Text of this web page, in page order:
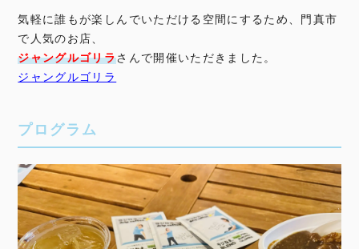
気軽に誰もが楽しんでいただける空間にするため、門真市
で人気のお店、
ジャングルゴリラさんで開催いただきました。
ジャングルゴリラ
プログラム